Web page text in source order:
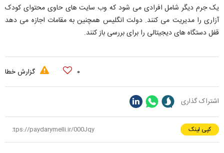
یک جرم دیگر شامل افرادی می شود که وب سایت های حاوی محتوای کودک
آزاری را مدیریت می کنند. دولت انگلیس همچنین به مقامات اجازه می دهد
قفل دستگاه های دیجیتالی را برای بررسی باز کنند.
۰ گزارش خطا
اشتراک گذاری
کپی لینک